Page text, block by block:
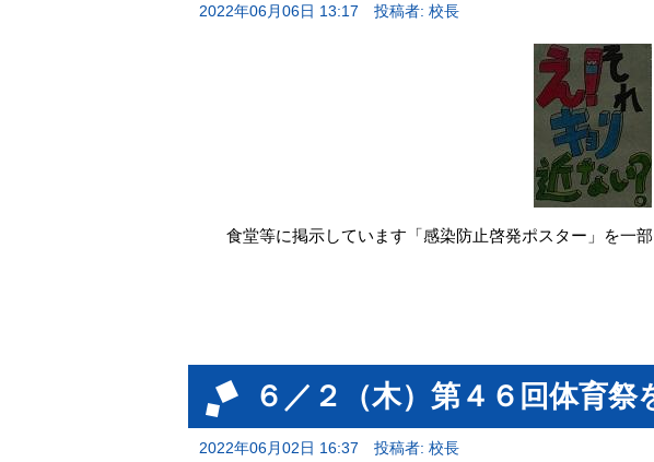
2022年06月06日 13:17 投稿者: 校長
食堂等に掲示しています「感染防止啓発ポスター」を一部
６／２（木）第４６回体育祭
2022年06月02日 16:37 投稿者: 校長